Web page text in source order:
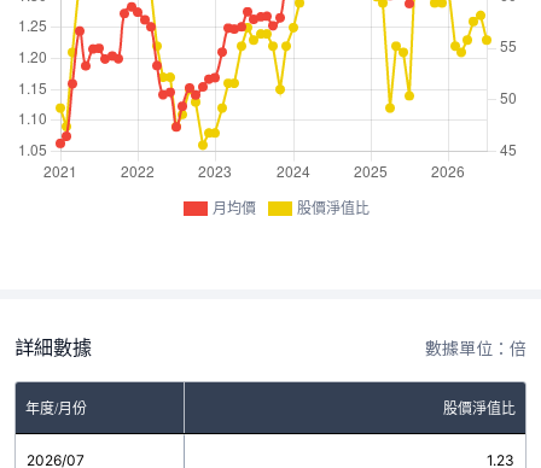
月均價 股價淨值比
詳細數據 數據單位：倍
年度/月份 股價淨值比
2026/07 1.23